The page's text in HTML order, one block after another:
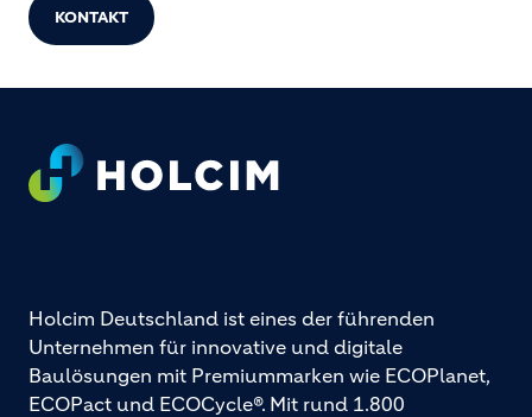
KONTAKT
Footer
Holcim Deutschland ist eines der führenden
Unternehmen für innovative und digitale
Baulösungen mit Premiummarken wie ECOPlanet,
ECOPact und ECOCycle®. Mit rund 1.800